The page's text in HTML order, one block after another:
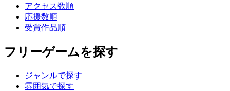
アクセス数順
応援数順
受賞作品順
フリーゲームを探す
ジャンルで探す
雰囲気で探す